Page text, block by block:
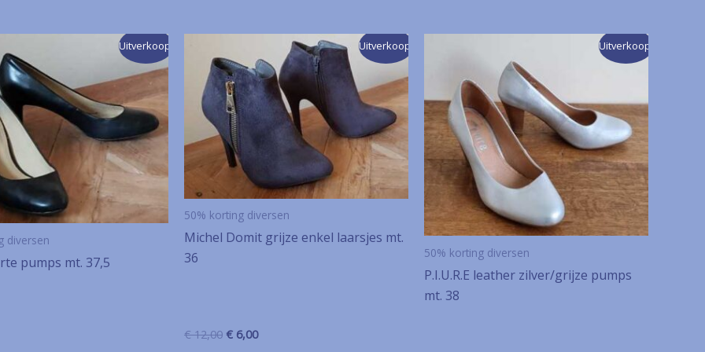
Uitverkoop!
diversen
pumps mt. 37,5
Uitverkoop!
50% korting diversen
Michel Domit grijze enkel laarsjes mt.
36
€12,00 Oorspronkelijke
€ 6,00Huidige
Uitverkoop!
50% korting diversen
P.I.U.R.E leather zilver/grijze pumps
mt. 38